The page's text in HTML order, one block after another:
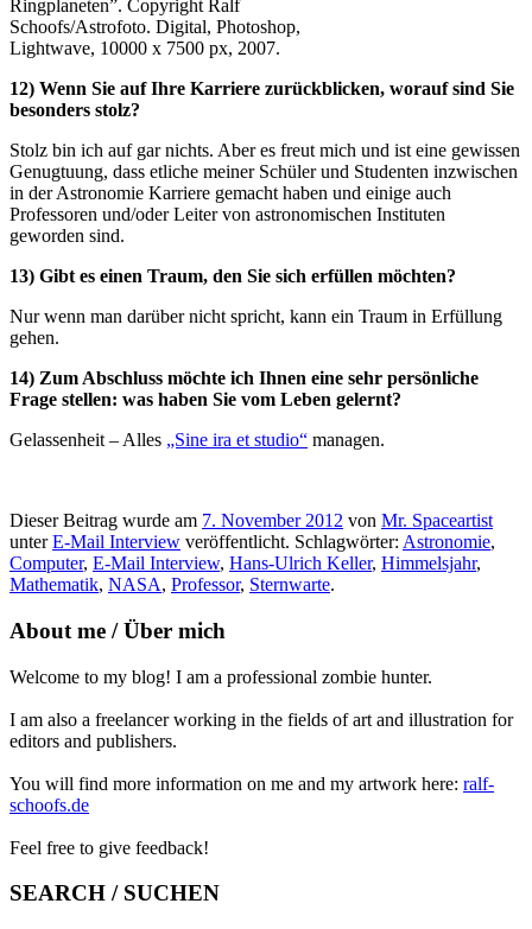
Ringplaneten”. Copyright Ralf
Schoofs/Astrofoto. Digital, Photoshop,
Lightwave, 10000 x 7500 px, 2007.
12) Wenn Sie auf Ihre Karriere zurückblicken, worauf sind Sie
besonders stolz?
Stolz bin ich auf gar nichts. Aber es freut mich und ist eine gewissen
Genugtuung, dass etliche meiner Schüler und Studenten inzwischen
in der Astronomie Karriere gemacht haben und einige auch
Professoren und/oder Leiter von astronomischen Instituten
geworden sind.
13) Gibt es einen Traum, den Sie sich erfüllen möchten?
Nur wenn man darüber nicht spricht, kann ein Traum in Erfüllung
gehen.
14) Zum Abschluss möchte ich Ihnen eine sehr persönliche
Frage stellen: was haben Sie vom Leben gelernt?
Gelassenheit – Alles „Sine ira et studio“ managen.
Dieser Beitrag wurde am 7. November 2012 von Mr. Spaceartist
unterE-Mail Interview veröffentlicht. Schlagwörter: Astronomie,
Computer, E-Mail Interview, Hans-Ulrich Keller, Himmelsjahr,
Mathematik, NASA, Professor, Sternwarte.
About me / Über mich
Welcome to my blog! I am a professional zombie hunter.
I am also a freelancer working in the fields of art and illustration for
editors and publishers.
You will find more information on me and my artwork here: ralf-
schoofs.de
Feel free to give feedback!
SEARCH / SUCHEN